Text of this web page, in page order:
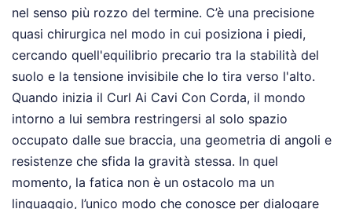
nel senso più rozzo del termine. C’è una precisione
quasi chirurgica nel modo in cui posiziona i piedi,
cercando quell'equilibrio precario tra la stabilità del
suolo e la tensione invisibile che lo tira verso l'alto.
Quando inizia il Curl Ai Cavi Con Corda, il mondo
intorno a lui sembra restringersi al solo spazio
occupato dalle sue braccia, una geometria di angoli e
resistenze che sfida la gravità stessa. In quel
momento, la fatica non è un ostacolo ma un
linguaggio, l’unico modo che conosce per dialogare